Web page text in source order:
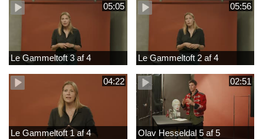
05:05
Le Gammeltoft 3 af 4
05:56
Le Gammeltoft 2 af 4
04:22
Le Gammeltoft 1 af 4
02:51
Olav Hesseldal 5 af 5